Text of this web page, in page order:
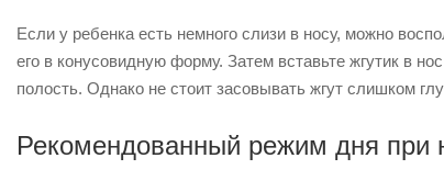
Если у ребенка есть немного слизи в носу, можно
его в конусовидную форму. Затем вставьте жгутик в
полость. Однако не стоит засовывать жгут слишком
Рекомендованный режим дня при